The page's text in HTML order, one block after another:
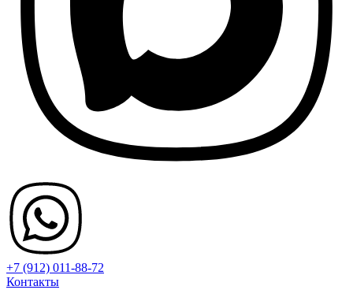
+7 (912) 011-88-72
Контакты